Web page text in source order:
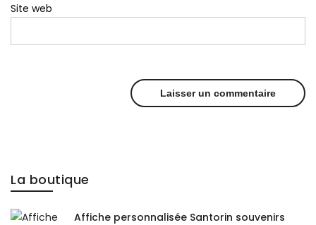
Site web
La boutique
Affiche personnalisée Santorin souvenirs